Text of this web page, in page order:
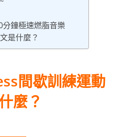
鐘極速燃脂音樂
是什麼？
間歇訓練運動
麼？